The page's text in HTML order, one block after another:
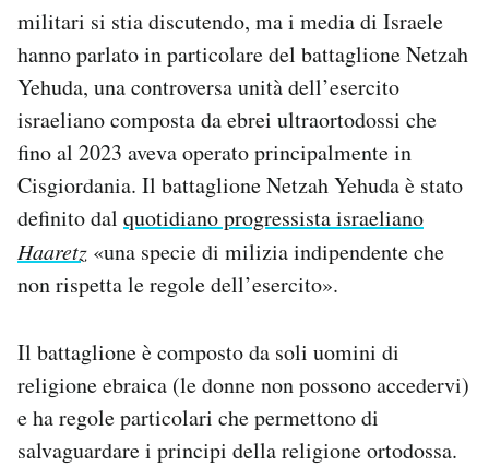
militari si stia discutendo, ma i media di Israele
hanno parlato in particolare del battaglione Netzah
Yehuda, una controversa unità dell’esercito
israeliano composta da ebrei ultraortodossi che
fino al 2023 aveva operato principalmente in
Cisgiordania. Il battaglione Netzah Yehuda è stato
definito dal quotidiano progressista israeliano
Haaretz «una specie di milizia indipendente che
non rispetta le regole dell’esercito».
Il battaglione è composto da soli uomini di
religione ebraica (le donne non possono accedervi)
e ha regole particolari che permettono di
salvaguardare i principi della religione ortodossa.